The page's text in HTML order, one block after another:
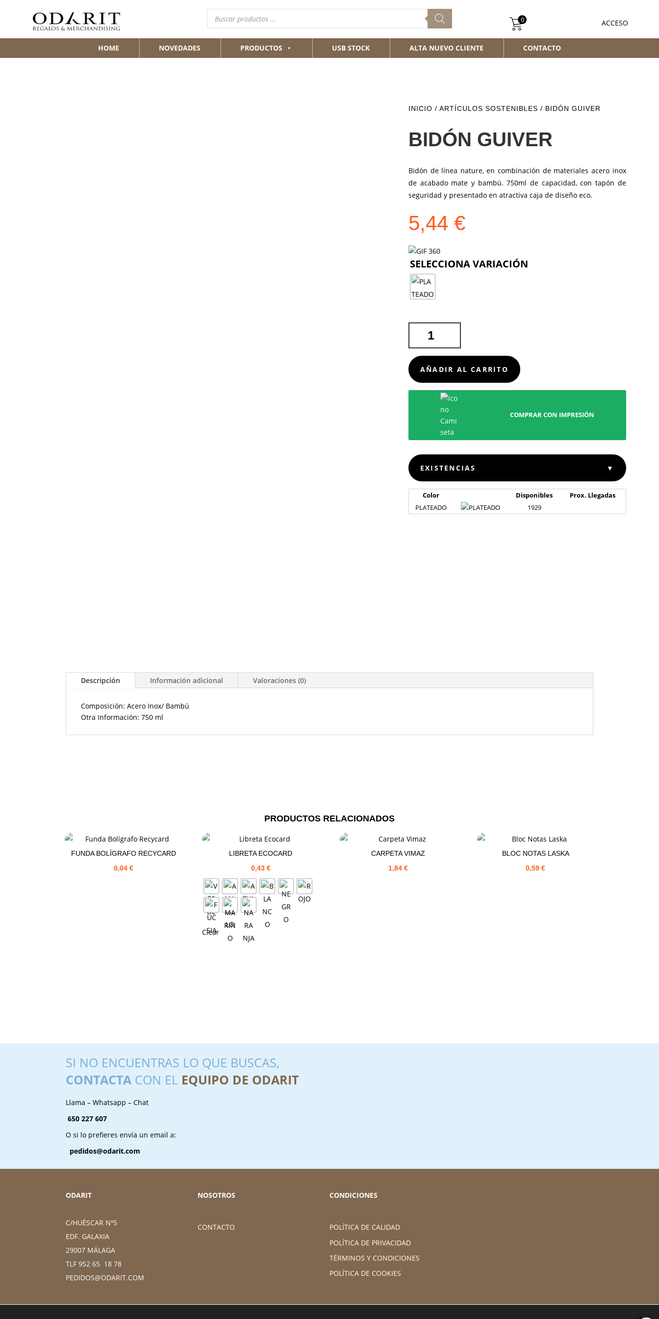
Búsqueda
productos ACCESO
0
HOME NOVEDADES PRODUCTOS USB STOCK ALTA NUEVO CLIENTE CONTACTO
INICIO / ARTÍCULOS SOSTENIBLES / BIDÓN GUIVER
BIDÓN GUIVER
Bidón de línea nature, en combinación de materiales acero inox
de acabado mate y bambú. 750ml de capacidad, con tapón de
seguridad y presentado en atractiva caja de diseño eco.
5,44 €
GUIVER
CANTIDAD
AÑADIR AL CARRITO
COMPRAR CON IMPRESIÓN
EXISTENCIAS ▼
Color Disponibles
Prox. Llegadas
PLATEADO
1929
Descripción Información adicional Valoraciones (0)
Composición: Acero Inox/ Bambú
Otra Información: 750 ml
PRODUCTOS RELACIONADOS
FUNDA BOLÍGRAFO RECYCARD
0,04 €
LIBRETA ECOCARD
0,43 €
Clear
CARPETA VIMAZ
1,84€
BLOC NOTAS LASKA
0,59€
SI NO ENCUENTRAS LO QUE BUSCAS,
CONTACTA CON EL EQUIPO DE ODARIT
Llama – Whatsapp – Chat
650 227 607
O si lo prefieres envía un email a:
pedidos@odarit.com
ODARIT
C/HUÉSCAR Nº5
EDF. GALAXIA
29007 MÁLAGA
TLF 952 65 18 78
PEDIDOS@ODARIT.COM
NOSOTROS
CONTACTO
CONDICIONES
POLÍTICA DE CALIDAD
POLÍTICA DE PRIVACIDAD
TÉRMINOS Y CONDICIONES
POLÍTICA DE COOKIES